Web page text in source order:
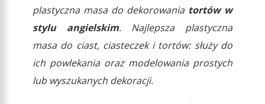
plastyczna masa do dekorowania tortów w
stylu angielskim. Najlepsza plastyczna
masa do ciast, ciasteczek i tortów: służy do
ich powlekania oraz modelowania prostych
lub wyszukanych dekoracji.